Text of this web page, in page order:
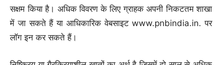
सक्षम किया है। अधिक विवरण के लिए ग्राहक अपनी निकटतम शाखा
में जा सकते हैं या आधिकारिक वेबसाइट www.pnbindia.in. पर
लॉग इन कर सकते हैं।